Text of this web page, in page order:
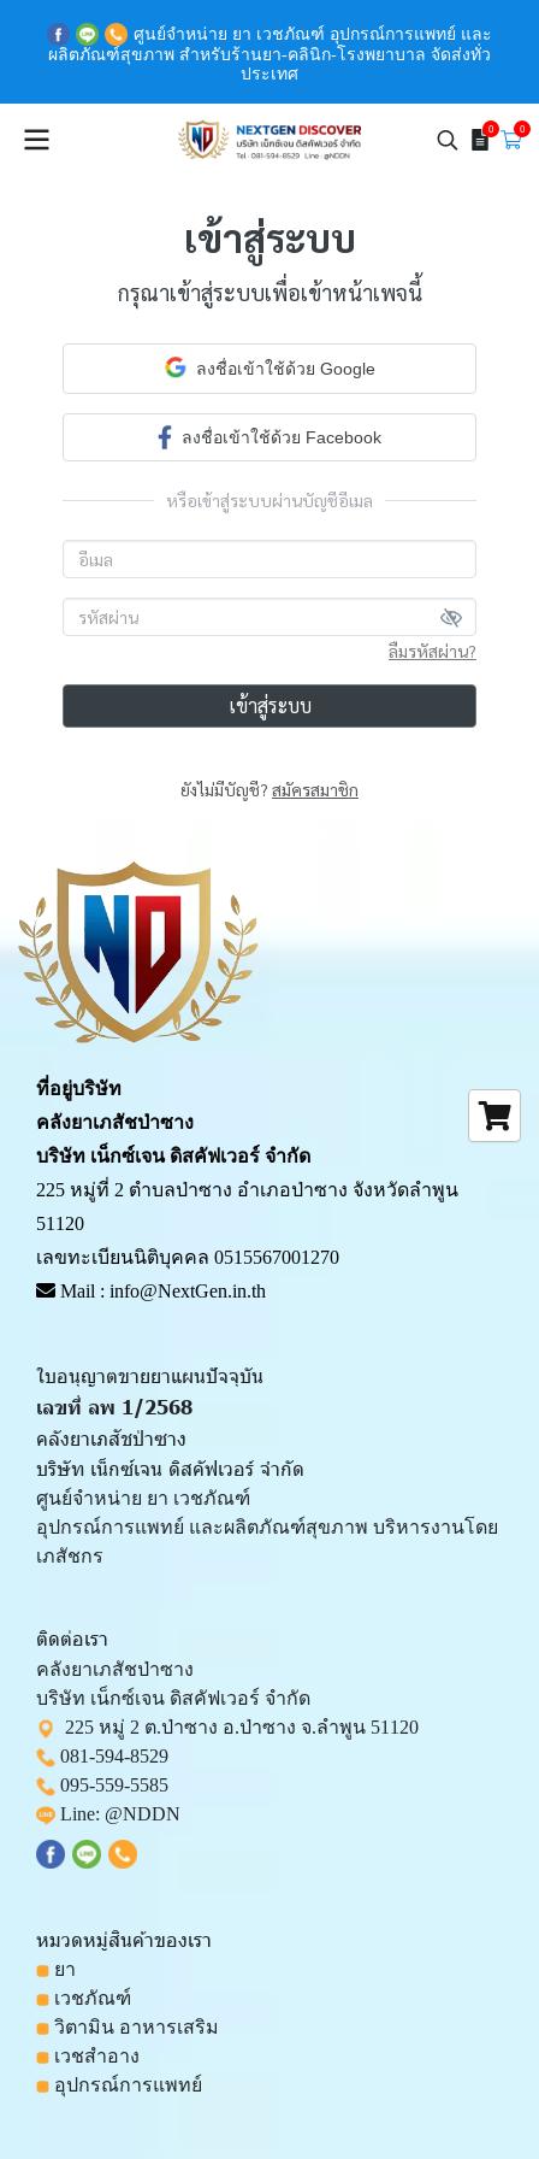
ศูนย์จำหน่าย ยา เวชภัณฑ์ อุปกรณ์การแพทย์ และ
ผลิตภัณฑ์สุขภาพ สำหรับร้านยา-คลินิก-โรงพยาบาล จัดส่งทั่ว
ประเทศ
0 0
เข้าสู่ระบบ
กรุณาเข้าสู่ระบบเพื่อเข้าหน้าเพจนี้
ลงชื่อเข้าใช้ด้วย Google
ลงชื่อเข้าใช้ด้วย Facebook
หรือเข้าสู่ระบบผ่านบัญชีอีเมล
ลืมรหัสผ่าน?
เข้าสู่ระบบ
ยังไม่มีบัญชี? สมัครสมาชิก
ที่อยู่บริษัท
คลังยาเภสัชป่าซาง
บริษัท เน็กซ์เจน ดิสคัฟเวอร์ จำกัด
225 หมู่ที่ 2 ตำบลป่าซาง อำเภอป่าซาง จังหวัดลำพูน
51120
เลขทะเบียนนิติบุคคล 0515567001270
Mail : info@NextGen.in.th
ใบอนุญาตขายยาแผนปัจจุบัน
เลขที่ ลพ 1/2568
คลังยาเภสัชป่าซาง
บริษัท เน็กซ์เจน ดิสคัฟเวอร์ จำกัด
ศูนย์จำหน่าย ยา เวชภัณฑ์
﻿อุปกรณ์การแพทย์ และผลิตภัณฑ์สุขภาพ บริหารงานโดย
เภสัชกร
ติดต่อเรา
คลังยาเภสัชป่าซาง
บริษัท เน็กซ์เจน ดิสคัฟเวอร์ จำกัด
225 หมู่ 2 ต.ป่าซาง อ.ป่าซาง จ.ลำพูน 51120
081-594-8529
095-559-5585
Line: @NDDN
หมวดหมู่สินค้าของเรา
ยา
เวชภัณฑ์
วิตามิน อาหารเสริม
เวชสำอาง
อุปกรณ์การแพทย์